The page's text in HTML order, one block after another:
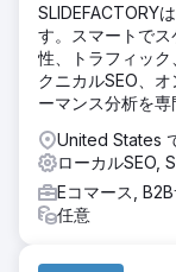
SLIDEFACTORY
す。スマートで
性、トラフィッ
クニカルSEO、
ーマンス分析を専
United States
ローカルSEO,
Eコマース,
任意